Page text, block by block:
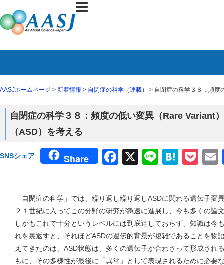
AASJホームページ > 新着情報 > 自閉症の科学（連載） > 自閉症の科学３８：頻度
自閉症の科学３８：頻度の低い変異（Rare Variant
（ASD）を考える
SNSシェア Share Facebook
X Line
「自閉症の科学」では、繰り返し繰り返しASDに関わる遺伝子変
２１世紀に入ってこの分野の研究が急速に進展し、今も多くの論
しかもこれで十分というレベルには到底達しておらず、知識は今
れを裏返すと、それほどASDの遺伝的背景が複雑であることを物
えてきたのは、ASD状態は、多くの遺伝子が合わさって形成され
もに、その多様性が最後に「異常」として表現されるために必要